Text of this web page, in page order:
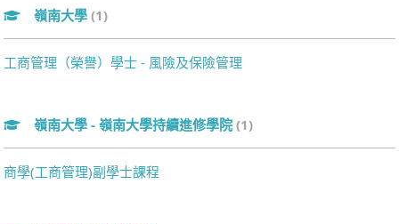
嶺南大學 (1)
工商管理（榮譽）學士 - 風險及保險管理
嶺南大學 - 嶺南大學持續進修學院 (1)
商學(工商管理)副學士課程